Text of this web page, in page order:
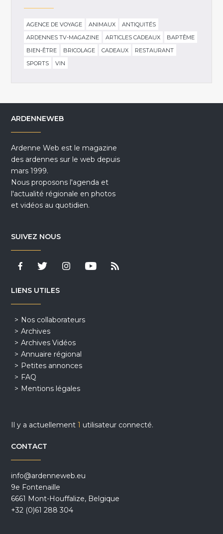
AGENCE DE VOYAGE ANIMAUX
ANTIQUITÉS
ARDENNES TV-MAGAZINE
ARTICLES CADEAUX
BAPTÊME
BIEN-ÊTRE
BRICOLAGE CADEAUX
RESTAURANT
SPORTS
VIN
ARDENNEWEB
Ardenne Web est le magazine
des ardennes sur le web depuis
mars 1999.
Nous proposons l'agenda et
l'actualité régionale en photos
et vidéos au quotidien.
SUIVEZ NOUS
LIENS UTILES
Nos collaborateurs
Archives
Archives Vidéos
Annuaire régional
Petites annonces
FAQ
Mentions légales
Il y a actuellement1 utilisateur connecté.
CONTACT
info@ardenneweb.eu
9e Fontenaille
6661 Mont-Houffalize, Belgique
+32 (0)61 288 304